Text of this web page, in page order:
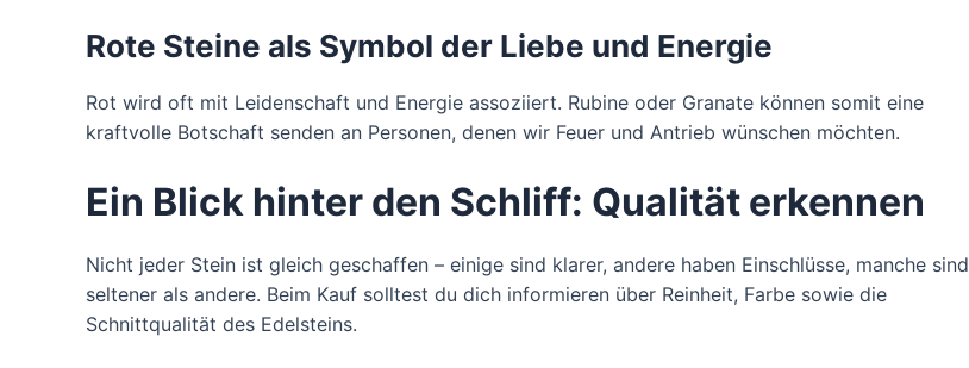
Rote Steine als Symbol der Liebe und Energie
Rot wird oft mit Leidenschaft und Energie assoziiert. Rubine oder Granate können somit eine
kraftvolle Botschaft senden an Personen, denen wir Feuer und Antrieb wünschen möchten.
Ein Blick hinter den Schliff: Qualität erkennen
Nicht jeder Stein ist gleich geschaffen – einige sind klarer, andere haben Einschlüsse, manche sind
seltener als andere. Beim Kauf solltest du dich informieren über Reinheit, Farbe sowie die
Schnittqualität des Edelsteins.